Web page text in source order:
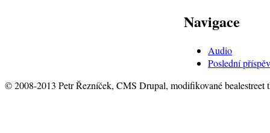
Navigace
Audio
Poslední
© 2008-2013 Petr Řezníček, CMS Drupal, modifikované bealestreet